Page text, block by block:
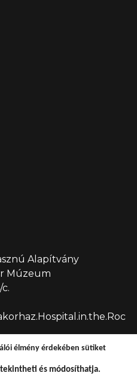
Alapítvány
Múzeum
élmény érdekében sütiket
és módosíthatja.